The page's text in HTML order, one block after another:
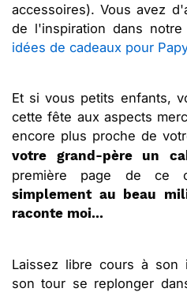
accessoires). Vous avez
de l'inspiration dans notre
idées de cadeaux pour Papy
Et si vous petits enfants,
cette fête aux aspects
encore plus proche de
votre grand-père un
première page de ce
simplement au beau
raconte moi...
Laissez libre cours à son
son tour se replonger